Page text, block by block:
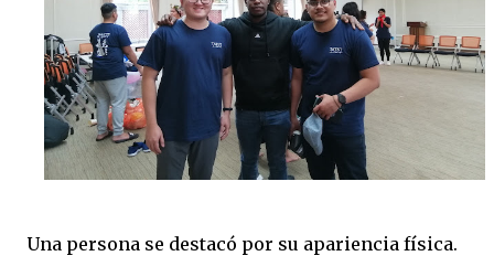
Una persona se destacó por su apariencia física.